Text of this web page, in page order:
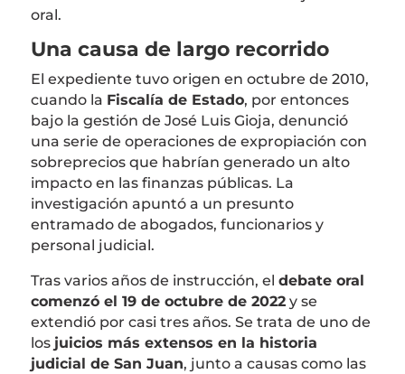
oral.
Una causa de largo recorrido
El expediente tuvo origen en octubre de 2010,
cuando la Fiscalía de Estado, por entonces
bajo la gestión de José Luis Gioja, denunció
una serie de operaciones de expropiación con
sobreprecios que habrían generado un alto
impacto en las finanzas públicas. La
investigación apuntó a un presunto
entramado de abogados, funcionarios y
personal judicial.
Tras varios años de instrucción, el debate oral
comenzó el 19 de octubre de 2022y se
extendió por casi tres años. Se trata de uno de
los juicios más extensos en la historia
judicial de San Juan, junto a causas como las